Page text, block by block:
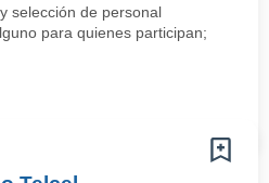
selección de personal
para quienes participan;